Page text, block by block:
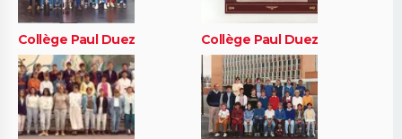
Collège Paul Duez Collège Paul Duez